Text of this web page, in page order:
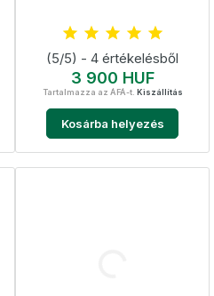
körömápoláshoz
(5/5) - 4 értékelésből
Ár
3 900 HUF
Tartalmazza az ÁFÁ-t. Kiszállítás
Kosárba helyezés